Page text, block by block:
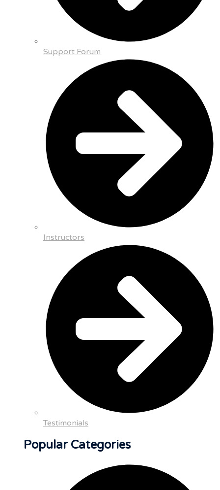
Support Forum
Instructors
Testimonials
Popular Categories